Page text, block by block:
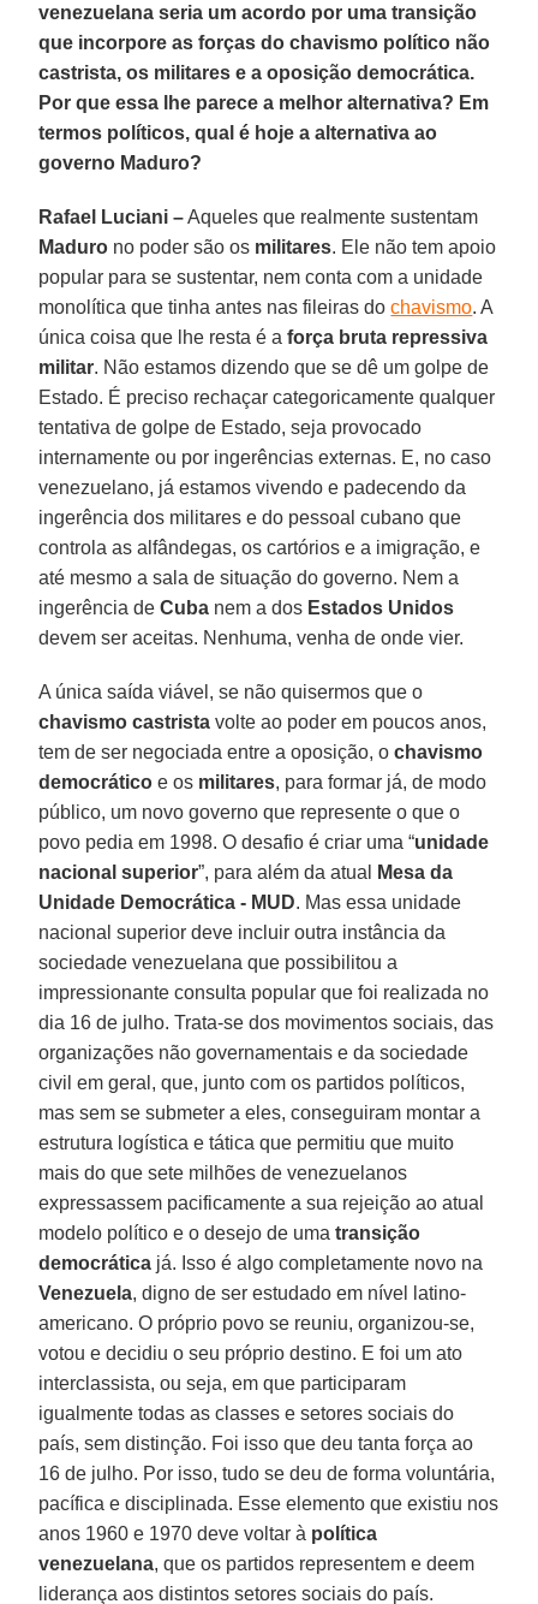
venezuelana seria um acordo por uma transição
que incorpore as forças do chavismo político não
castrista, os militares e a oposição democrática.
Por que essa lhe parece a melhor alternativa? Em
termos políticos, qual é hoje a alternativa ao
governo Maduro?
Rafael Luciani –Aqueles que realmente sustentam
Maduro no poder são os militares. Ele não tem apoio
popular para se sustentar, nem conta com a unidade
monolítica que tinha antes nas fileiras dochavismo. A
única coisa que lhe resta é aforça bruta repressiva
militar. Não estamos dizendo que se dê um golpe de
Estado. É preciso rechaçar categoricamente qualquer
tentativa de golpe de Estado, seja provocado
internamente ou por ingerências externas. E, no caso
venezuelano, já estamos vivendo e padecendo da
ingerência dos militares e do pessoal cubano que
controla as alfândegas, os cartórios e a imigração, e
até mesmo a sala de situação do governo. Nem a
ingerência deCuba nem a dos Estados Unidos
devem ser aceitas. Nenhuma, venha de onde vier.
A única saída viável, se não quisermos que o
chavismo castrista volte ao poder em poucos anos,
tem de ser negociada entre a oposição, ochavismo
democrático e os militares, para formar já, de modo
público, um novo governo que represente o que o
povo pedia em 1998. O desafio é criar uma “unidade
nacional superior”, para além da atual
Mesa da
Unidade Democrática - MUD. Mas essa unidade
nacional superior deve incluir outra instância da
sociedade venezuelana que possibilitou a
impressionante consulta popular que foi realizada no
dia 16 de julho. Trata-se dos movimentos sociais, das
organizações não governamentais e da sociedade
civil em geral, que, junto com os partidos políticos,
mas sem se submeter a eles, conseguiram montar a
estrutura logística e tática que permitiu que muito
mais do que sete milhões de venezuelanos
expressassem pacificamente a sua rejeição ao atual
modelo político e o desejo de umatransição
democrática já. Isso é algo completamente novo na
Venezuela, digno de ser estudado em nível latino-
americano. O próprio povo se reuniu, organizou-se,
votou e decidiu o seu próprio destino. E foi um ato
interclassista, ou seja, em que participaram
igualmente todas as classes e setores sociais do
país, sem distinção. Foi isso que deu tanta força ao
16 de julho. Por isso, tudo se deu de forma voluntária,
pacífica e disciplinada. Esse elemento que existiu nos
anos 1960 e 1970 deve voltar à política
venezuelana, que os partidos representem e deem
liderança aos distintos setores sociais do país.